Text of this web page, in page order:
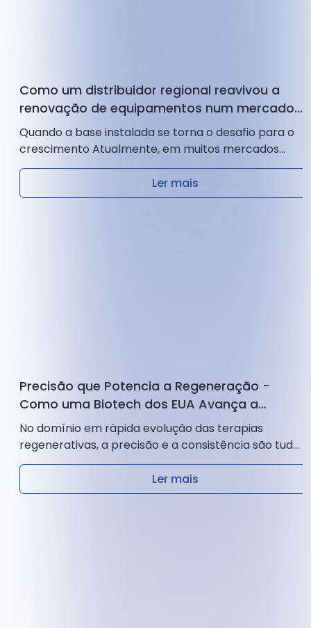
Como um distribuidor regional reavivou a
renovação de equipamentos num mercado
maduro de diagnóstico veterinário
Quando a base instalada se torna o desafio para o
crescimento Atualmente, em muitos mercados
veterinários, os analisadores hematológicos já
estão amplamente instalados nas clínicas...
Ler mais
Precisão que Potencia a Regeneração -
Como uma Biotech dos EUA Avança a
Investigação PRP com a Ozelle
No domínio em rápida evolução das terapias
regenerativas, a precisão e a consistência são tudo.
Para uma empresa americana líder em dispositivos
Ler mais